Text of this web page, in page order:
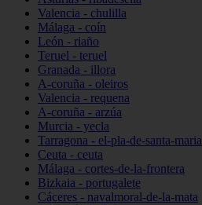
Valencia - chulilla
Málaga - coín
León - riaño
Teruel - teruel
Granada - illora
A-coruña - oleiros
Valencia - requena
A-coruña - arzúa
Murcia - yecla
Tarragona - el-pla-de-santa-maria
Ceuta - ceuta
Málaga - cortes-de-la-frontera
Bizkaia - portugalete
Cáceres - navalmoral-de-la-mata